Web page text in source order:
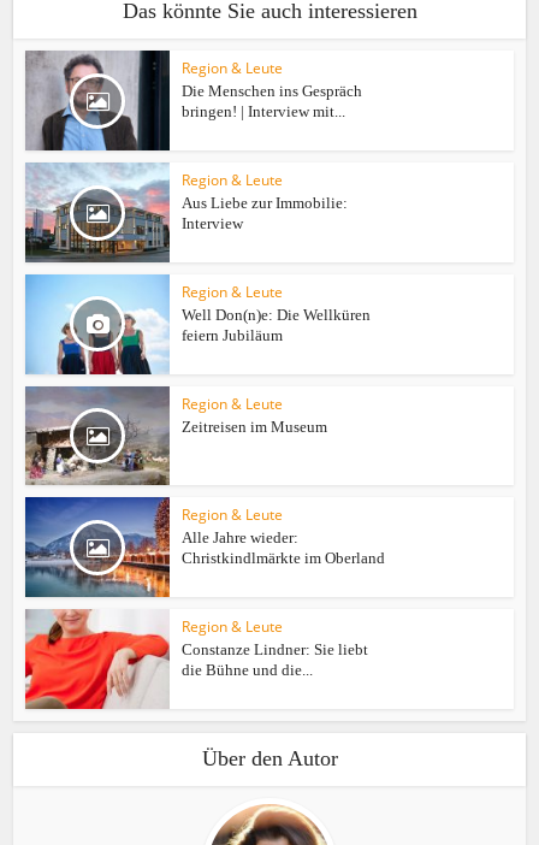
Das könnte Sie auch interessieren
Region & Leute
Die Menschen ins Gespräch
bringen! | Interview mit...
Region & Leute
Aus Liebe zur Immobilie:
Interview
Region & Leute
Well Don(n)e: Die Wellküren
feiern Jubiläum
Region & Leute
Zeitreisen im Museum
Region & Leute
Alle Jahre wieder:
Christkindlmärkte im Oberland
Region & Leute
Constanze Lindner: Sie liebt
die Bühne und die...
Über den Autor